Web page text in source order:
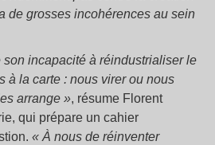
de grosses incohérences au sein
son incapacité à réindustrialiser le
à la carte : nous virer ou nous
arrange », résume Florent
qui prépare un cahier
« À nous de réinventer